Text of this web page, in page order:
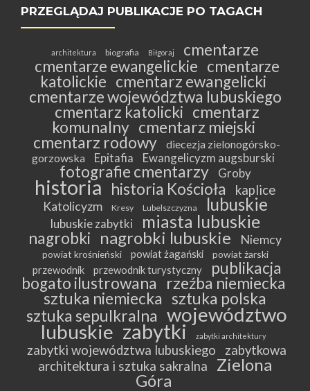
PRZEGLĄDAJ PUBLIKACJE PO TAGACH
architektura biografia Biłgoraj
cmentarze
cmentarze ewangelickie cmentarze
katolickie cmentarz ewangelicki
cmentarze województwa lubuskiego
cmentarz katolicki cmentarz
komunalny cmentarz miejski
cmentarz rodowy
diecezja zielonogórsko-
gorzowska
Epitafia Ewangelicyzm augsburski
fotografie cmentarzy Groby
historia historia Kościoła kaplice
Katolicyzm Kresy Lubelszczyzna lubuskie
lubuskie zabytki miasta lubuskie
nagrobki nagrobki lubuskie Niemcy
powiat krośnieński powiat żagański powiat żarski
przewodnik przewodnik turystyczny
publikacja
bogato ilustrowana
rzeźba niemiecka
sztuka niemiecka sztuka polska
sztuka sepulkralna województwo
lubuskie zabytki zabytki architektury
zabytki województwa lubuskiego
zabytkowa
architektura i sztuka sakralna
Zielona
Góra